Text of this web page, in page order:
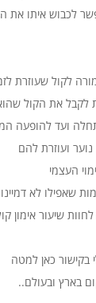
לכבוש איתו את
לקול שעוזרת
לקבל את הקול
ועד להופעה
נוער ועוזרת להם
העצמי
שאפילו לא
שיעור אימון
בקישור כאן למטה
בארץ ובעולם..